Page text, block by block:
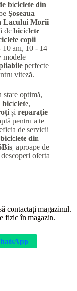
biciclete din
Șoseaua
Lacului Morii
de biciclete
copii
10 ani, 10 - 14
modele
perfecte
viteză.
stare optimă,
,
și reparație
pentru a te
de servicii
din
, aproape de
oferta
contactați magazinul.
fizic în magazin.